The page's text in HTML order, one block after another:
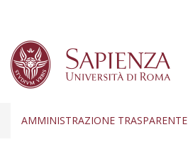
AMMINISTRAZIONE TRASPARENTE